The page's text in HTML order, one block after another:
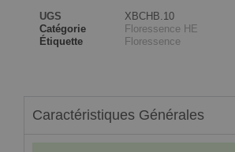
UGS
XBCHB.10
Catégorie
Floressence HE
Étiquette
Floressence
Caractéristiques Générales